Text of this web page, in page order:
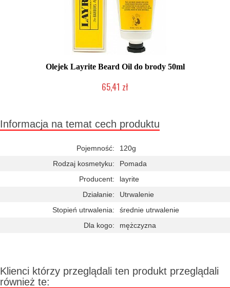
Olejek Layrite Beard Oil do brody 50ml
65,41 zł
Informacja na temat cech produktu
Pojemność:
120g
Rodzaj kosmetyku:
Pomada
Producent:
layrite
Działanie:
Utrwalenie
Stopień utrwalenia:
średnie utrwalenie
Dla kogo:
mężczyzna
Klienci którzy przeglądali ten produkt przeglądali
również te: